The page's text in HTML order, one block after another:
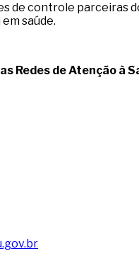
de controle parceiras
saúde.
Redes de Atenção à